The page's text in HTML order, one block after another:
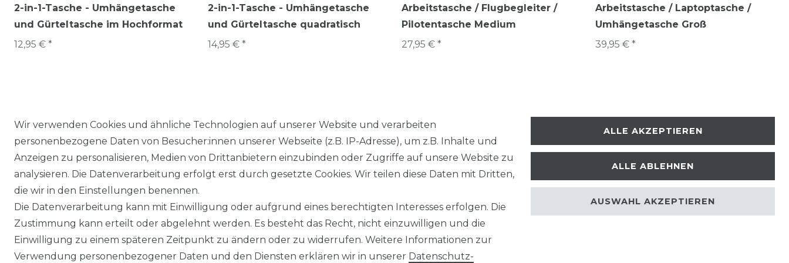
2-in-1-Tasche - Umhängetasche
und Gürteltasche im Hochformat
12,95 € *
2-in-1-Tasche - Umhängetasche
und Gürteltasche quadratisch
14,95 € *
Arbeitstasche / Flugbegleiter /
Pilotentasche Medium
27,95 € *
Arbeitstasche / Laptoptasche /
Umhängetasche Groß
39,95 € *
Widerrufs­recht Daten­schutz­erklärung AGB
info@taschen-tony.de
Wir verwenden Cookies und ähnliche Technologien auf unserer Website und verarbeiten
personenbezogene Daten von Besucher:innen unserer Webseite (z.B. IP-Adresse), um z.B. Inhalte und
Anzeigen zu personalisieren, Medien von Drittanbietern einzubinden oder Zugriffe auf unsere Website zu
analysieren. Die Datenverarbeitung erfolgt erst durch gesetzte Cookies. Wir teilen diese Daten mit Dritten,
die wir in den Einstellungen benennen.
Die Datenverarbeitung kann mit Einwilligung oder aufgrund eines berechtigten Interesses erfolgen. Die
Zustimmung kann erteilt oder abgelehnt werden. Es besteht das Recht, nicht einzuwilligen und die
Einwilligung zu einem späteren Zeitpunkt zu ändern oder zu widerrufen. Weitere Informationen zur
Verwendung personenbezogener Daten und den Diensten erklären wir in unserer Daten­schutz­
ALLE AKZEPTIEREN
ALLE ABLEHNEN
AUSWAHL AKZEPTIEREN